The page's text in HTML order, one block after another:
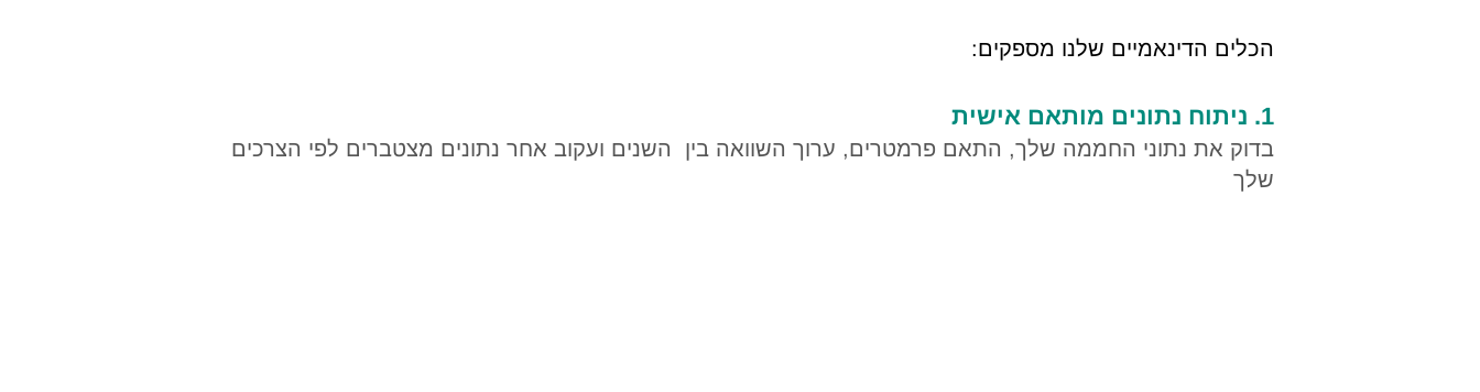
הכלים הדינאמיים שלנו מספקים:
1. ניתו ח נתונים מותאם אישית
בדוק את נתוני החממה שלך, התאם פרמטרים, ערוך השוואה בין השנים ועקוב אחר נתונים מצטברים לפי הצרכים
שלך